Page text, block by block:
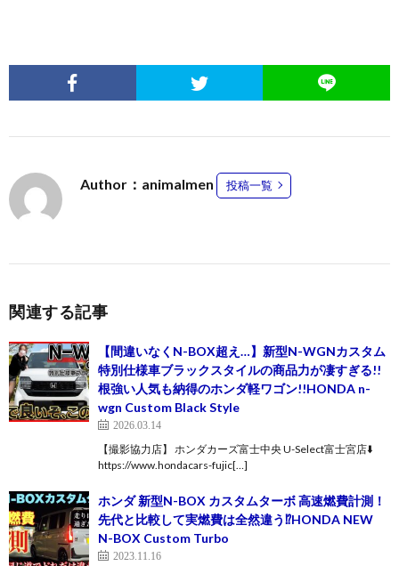
Author：animalmen 投稿一覧
関連する記事
【間違いなくN-BOX超え…】新型N-WGNカスタム
特別仕様車ブラックスタイルの商品力が凄すぎる!!
根強い人気も納得のホンダ軽ワゴン!!HONDA n-
wgn Custom Black Style
2026.03.14
【撮影協力店】 ホンダカーズ富士中央 U-Select富士宮店⬇️
https://www.hondacars-fujic[…]
ホンダ 新型N-BOX カスタムターボ 高速燃費計測！
先代と比較して実燃費は全然違う⁉︎HONDA NEW
N-BOX Custom Turbo
2023.11.16